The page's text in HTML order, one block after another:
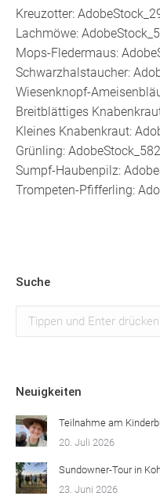
Kreuzotter:
Lachmöwe:
Mops-Fledermaus:
Schwarzhalstaucher:
Wiesenknopf-
Breitblättiges
Kleines Knabenkraut:
Grünling:
Sumpf-Haubenpilz:
Trompeten-Pfifferling:
Suche
Neuigkeiten
Teilnahme am
20. Juli 2026
Sundowner-Tour in
23. Juni 2026